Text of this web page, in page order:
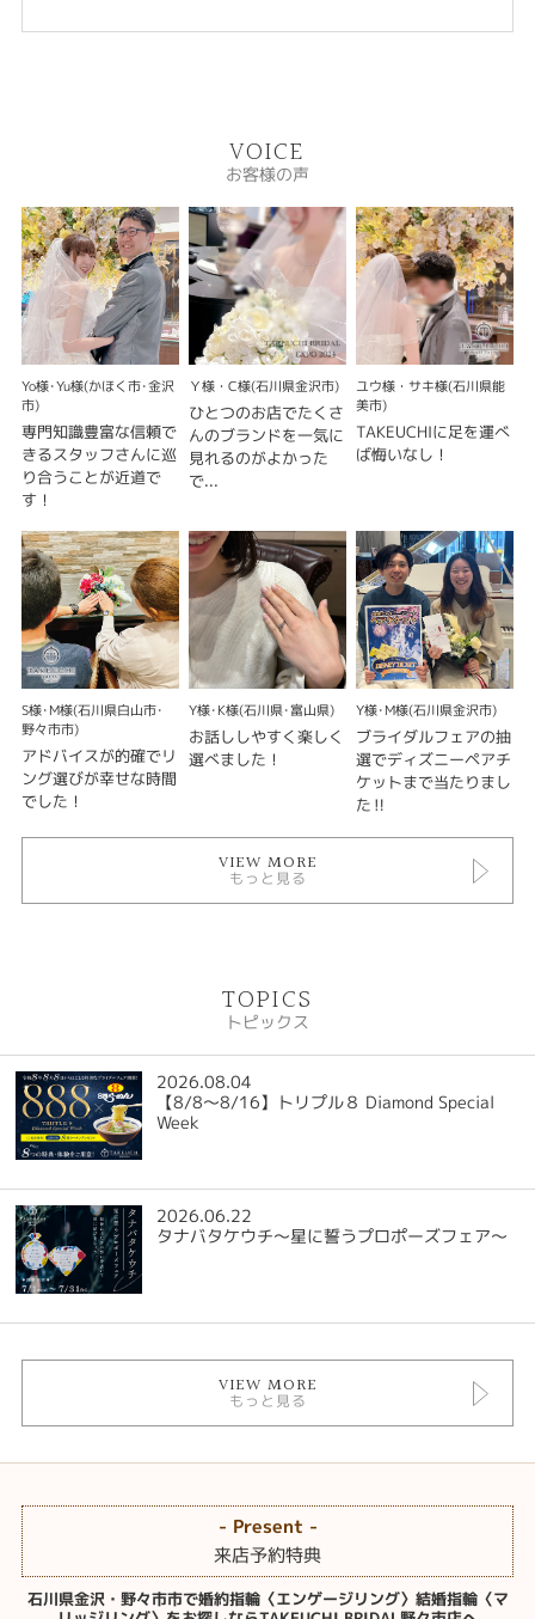
VOICE
お客様の声
Yo様･Yu様(かほく市･金沢
市)
専門知識豊富な信頼で
きるスタッフさんに巡
り合うことが近道で
す！
Ｙ様・C様(石川県金沢市)
ひとつのお店でたくさ
んのブランドを一気に
見れるのがよかった
で...
ユウ様・サキ様(石川県能
美市)
TAKEUCHIに足を運べ
ば悔いなし！
S様･M様(石川県白山市･
野々市市)
アドバイスが的確でリ
ング選びが幸せな時間
でした！
Y様･K様(石川県･富山県)
お話ししやすく楽しく
選べました！
Y様･M様(石川県金沢市)
ブライダルフェアの抽
選でディズニーペアチ
ケットまで当たりまし
た‼
VIEW MORE
もっと見る
TOPICS
トピックス
2026.08.04
【8/8～8/16】トリプル８ Diamond Special
Week
2026.06.22
タナバタケウチ～星に誓うプロポーズフェア～
VIEW MORE
もっと見る
- Present -
来店予約特典
石川県金沢・野々市市で婚約指輪〈エンゲージリング〉結婚指輪〈マ